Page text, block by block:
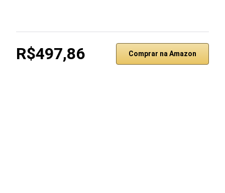
R$497,86 Comprar na Amazon